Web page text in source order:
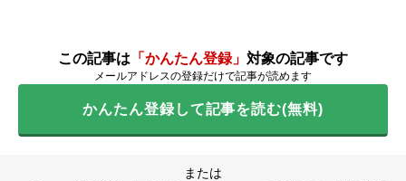
この記事は 「かんたん登録」 対象の記事です
メールアドレスの登録だけで記事が読めます
かんたん登録して記事を読む(無料)
または